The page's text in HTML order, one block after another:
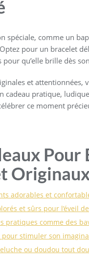
spéciale, comme un
pour un bracelet
pour qu’elle brille dès
et
cadeau pratique,
ce moment
Pour
adorables et
et sûrs pour l’éveil
pratiques comme des
pour stimuler son
ou doudou tout